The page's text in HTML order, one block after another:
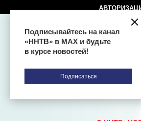
Подписывайтесь на канал
«ННТВ» в МАХ и будьте
в курсе новостей!
Подписаться